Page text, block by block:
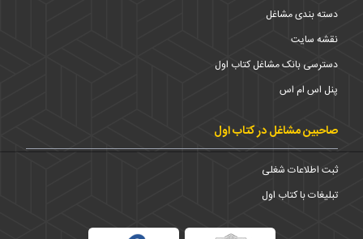
دسته بندی مشاغل
نقشه سایت
دسترسی بانک مشاغل کتاب اول
پنل اس ام اس
صاحبین مشاغل در کتاب اول
ثبت اطلاعات شغلی
تبلیغات با کتاب اول